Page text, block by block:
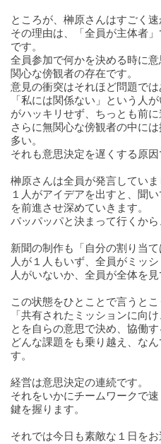
ところが、榊原さんはすごく速
その理由は、「全員が主体者
です。
全員参加で何かを決める時に
関心な傍観者の存在です。
意見の衝突はそれほど問題では
「私には関係ない」という人
がハッキリせず、ちっとも前
さらに無関心な傍観者の中に
多い。
それも意思決定を遅くする原因
榊原さんは全員が発言していま
１人がアイデアを出すと、聞
を前進させ深めていきます。
パッパッパと決まって行くから
新聞の制作も「自分の割り当
人が１人もいず、全員がミッ
人がいないか、全員が全体を見
この状態をひとことで言うとこ
「共有されたミッションに向
とを自らの意思で決め、協働す
どんな課題をも乗り越え、な
す。
経営は意思決定の連続です。
それをいかにチームワークで
鍵を握ります。
それでは今日も素敵な１日をお